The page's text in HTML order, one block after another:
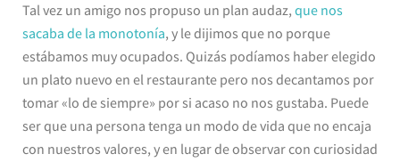
Tal vez un amigo nos propuso un plan audaz, que nos
sacaba de la monotonía, y le dijimos que no porque
estábamos muy ocupados. Quizás podíamos haber elegido
un plato nuevo en el restaurante pero nos decantamos por
tomar «lo de siempre» por si acaso no nos gustaba. Puede
ser que una persona tenga un modo de vida que no encaja
con nuestros valores, y en lugar de observar con curiosidad